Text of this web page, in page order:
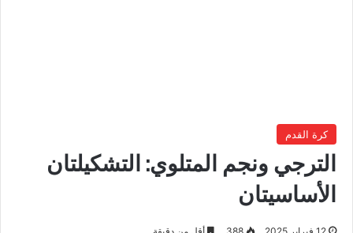
كرة القدم
الترجي ونجم المتلوي: التشكيلتان
الأساسيتان